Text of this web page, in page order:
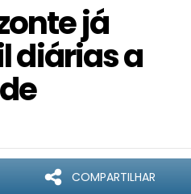
já
diárias a
COMPARTILHAR